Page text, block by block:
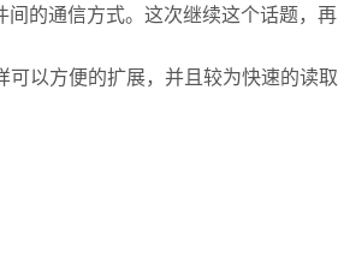
间的通信方式。这次继续这个话题，再
可以方便的扩展，并且较为快速的读取